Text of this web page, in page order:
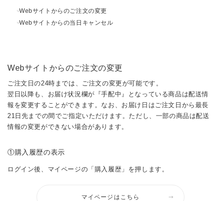
Webサイトからのご注文の変更
Webサイトからの当日キャンセル
Webサイトからのご注文の変更
ご注文日の24時までは、ご注文の変更が可能です。
翌日以降も、お届け状況欄が『手配中』となっている商品は配送情
報を変更することができます。なお、お届け日はご注文日から最長
21日先までの間でご指定いただけます。ただし、一部の商品は配送
情報の変更ができない場合があります。
①購入履歴の表示
ログイン後、マイページの「購入履歴」を押します。
マイページはこちら